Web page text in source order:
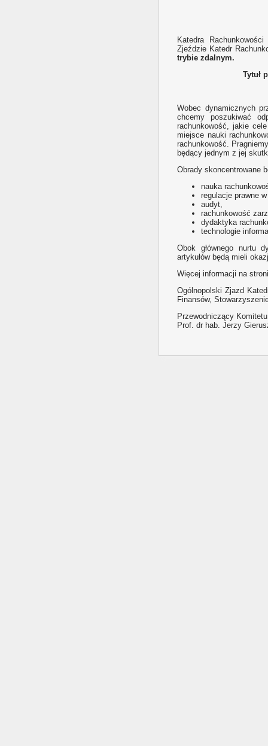
Katedra
Zjeździe Katedr
trybie zdalnym.
Tytuł
Wobec dynamicznych
chcemy poszukiwać
rachunkowość, jakie
miejsce nauki
rachunkowość.
będący jednym z jej
Obrady skoncentrowane
nauka
regulacje prawne
audyt,
rachunkowość
dydaktyka
technologie
Obok głównego nurtu
artykułów będą mieli
Więcej informacji na
Ogólnopolski Zjazd
Finansów,
Przewodniczący
Prof. dr hab. Jerzy